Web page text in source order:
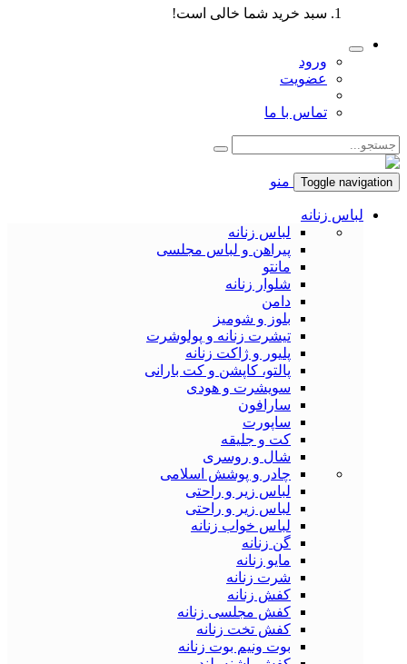
سبد خرید شما خالی است!
ورود
عضویت
تماس با ما
Toggle navigation منو
لباس زنانه
لباس زنانه
پیراهن و لباس مجلسی
مانتو
شلوار زنانه
دامن
بلوز و شومیز
تیشرت زنانه و پولوشرت
پلیور و ژاکت زنانه
پالتو، کاپشن و کت بارانی
سویشرت و هودی
سارافون
ساپورت
کت و جلیقه
شال و روسری
چادر و پوشش اسلامی
لباس زیر و راحتی
لباس زیر و راحتی
لباس خواب زنانه
گن زنانه
مایو زنانه
شرت زنانه
کفش زنانه
کفش مجلسی زنانه
کفش تخت زنانه
بوت ونیم بوت زنانه